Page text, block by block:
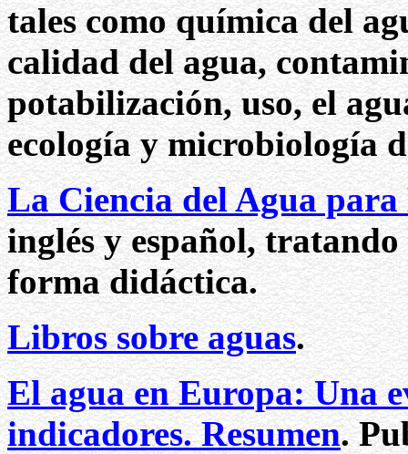
tales como química del
calidad del agua,
potabilización, uso, el
ecología y microbiología
La Ciencia del Agua para
inglés y español, tratando
forma didáctica.
Libros sobre aguas.
El agua en Europa: Una
indicadores. Resumen.